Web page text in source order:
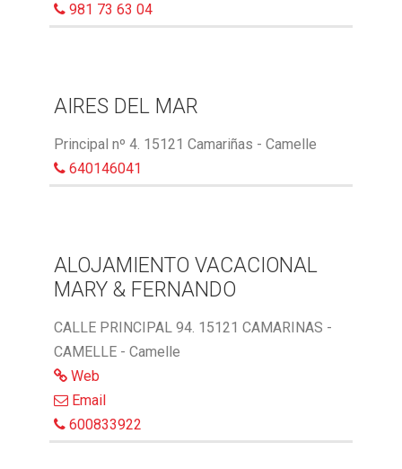
981 73 63 04
AIRES DEL MAR
Principal nº 4. 15121 Camariñas - Camelle
640146041
ALOJAMIENTO VACACIONAL
MARY & FERNANDO
CALLE PRINCIPAL 94. 15121 CAMARINAS -
CAMELLE - Camelle
Web
Email
600833922